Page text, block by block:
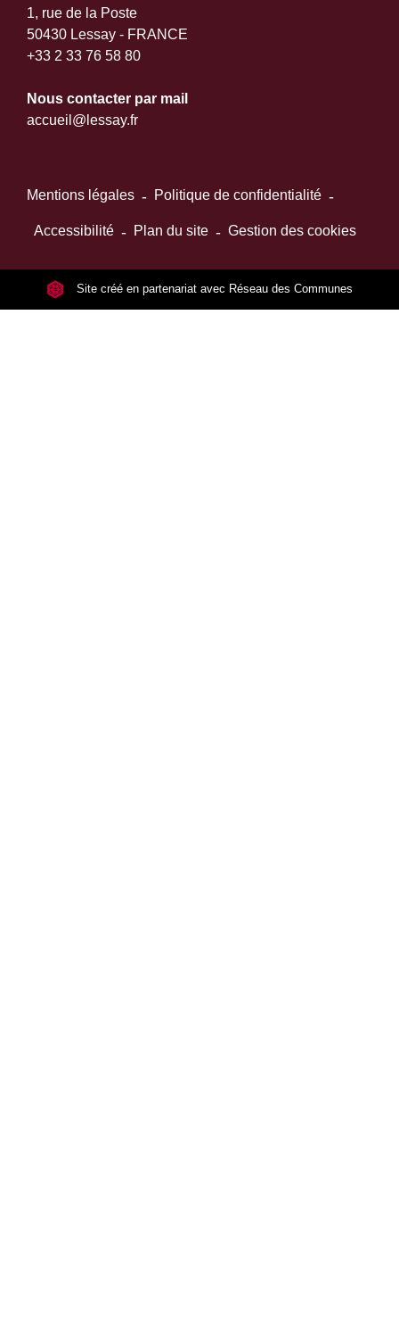
1, rue de la Poste
50430 Lessay - FRANCE
+33 2 33 76 58 80
Nous contacter par mail
accueil@lessay.fr
Mentions légales - Politique de confidentialité -
Accessibilité - Plan du site - Gestion des cookies
Site créé en partenariat avec Réseau des Communes